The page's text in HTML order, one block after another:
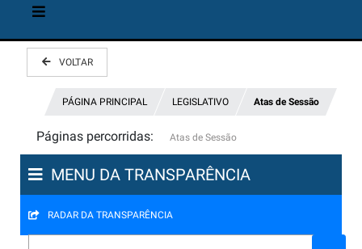
VOLTAR
PÁGINA PRINCIPAL LEGISLATIVO Atas de Sessão
Páginas percorridas: Atas de Sessão
MENU DA TRANSPARÊNCIA
RADAR DA TRANSPARÊNCIA